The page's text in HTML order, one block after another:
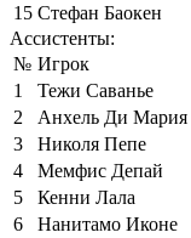
15 Стефан Баокен
Ассистенты:
№ Игрок
1
Тежи Саванье
2
Анхель Ди Мария
3
Николя Пепе
4
Мемфис Депай
5
Кенни Лала
6
Нанитамо Иконе